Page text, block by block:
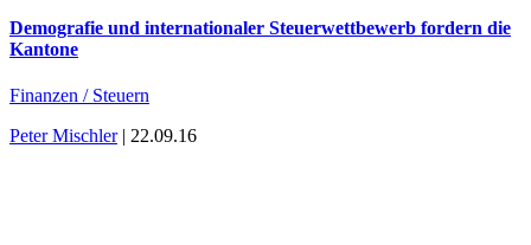
Demografie und internationaler Steuerwettbewerb fordern die
Kantone
Finanzen / Steuern
Peter Mischler| 22.09.16